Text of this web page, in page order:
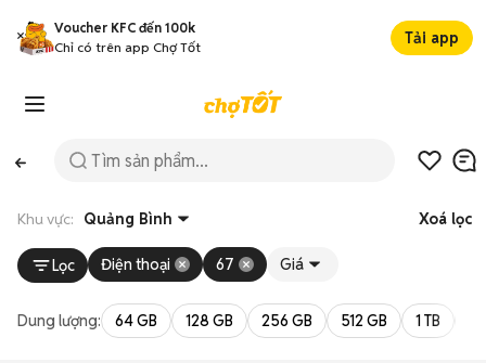
Voucher KFC đến 100k
Chỉ có trên app Chợ Tốt
Tải app
Khu vực: Quảng Bình Xoá lọc
Lọc Điện thoại 67 Giá
Dung lượng: 64 GB 128 GB 256 GB 512 GB 1 TB